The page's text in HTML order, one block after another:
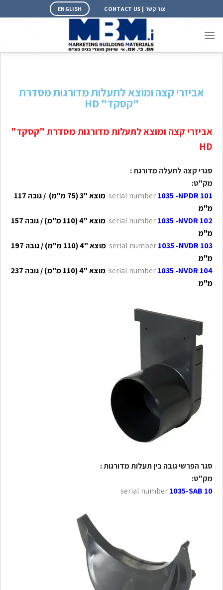
צור קשר | CONTACT US ENGLISH
אביזרי קצה ומוצא לתעלות מדורגות מסדרת
"קסקד" HD
אביזרי קצה ומוצא לתעלות מדורגות מסדרת "קסקד"
HD
סגרי קצה לתעלה מדורגת :
מק"ט:
serial number1035 -NPDR 101
מוצא "3 (75 מ"מ) / גובה 117
מ"מ
serial number1035 -NVDR 102
מוצא "4 (110 מ"מ) / גובה 157
מ"מ
serial number1035 -NVDR 103
מוצא "4 (110 מ"מ) / גובה 197
מ"מ
serial number1035 -NVDR 104
מוצא "4 (110 מ"מ) / גובה 237
מ"מ
סגר הפרשי גובה בין תעלות מדורגות :
מק"ט:
serial number1035-SAB 10